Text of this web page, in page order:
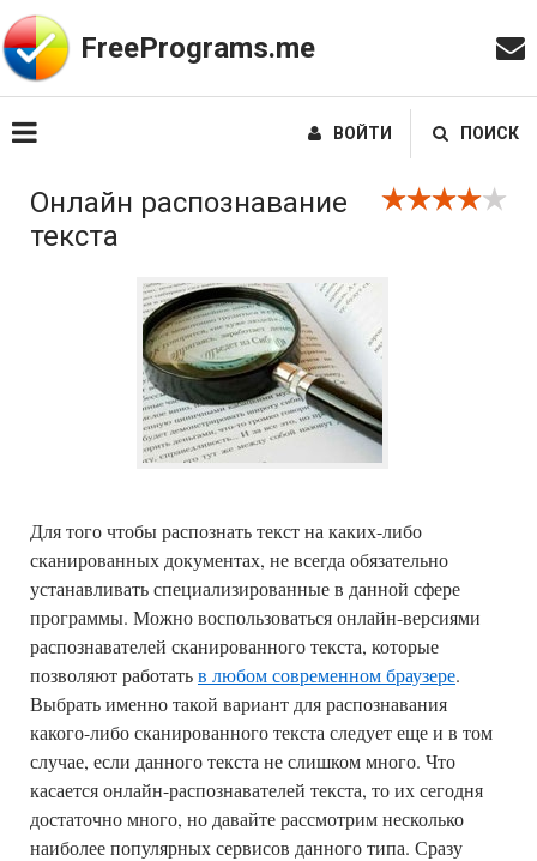
FreePrograms.me
ВОЙТИ ПОИСК
Онлайн распознавание
текста
Для того чтобы распознать текст на каких-либо
сканированных документах, не всегда обязательно
устанавливать специализированные в данной сфере
программы. Можно воспользоваться онлайн-версиями
распознавателей сканированного текста, которые
позволяют работатьв любом современном браузере.
Выбрать именно такой вариант для распознавания
какого-либо сканированного текста следует еще и в том
случае, если данного текста не слишком много. Что
касается онлайн-распознавателей текста, то их сегодня
достаточно много, но давайте рассмотрим несколько
наиболее популярных сервисов данного типа. Сразу